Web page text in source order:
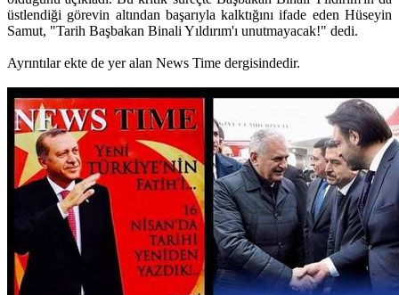
üstlendiği görevin altından başarıyla kalktığını ifade eden Hüseyin
Samut, "Tarih Başbakan Binali Yıldırım'ı unutmayacak!" dedi.
Ayrıntılar ekte de yer alan News Time dergisindedir.